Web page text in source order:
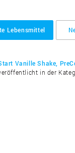
Lebensmittel
Vanille Shake,
in der